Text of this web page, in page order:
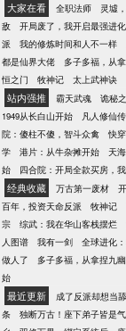
大家在看 全职法师 灵墟
敌
开局废了，我开启最强进化
派
我的修炼时间和人不一样
都是仙界大佬
多子多福，从
恒之门
牧神记 太上武神诀
站内强推 霸天武魂 诡秘
1949从长白山开始
凡人修仙传
院：傻柱不傻，智斗众禽
快
学
港片：从牛杂摊开始 天
始
四合院：开局全款买房，
经典收藏 万古第一废材
百年，投资天命反派
牧神记
宗
综武：我在华山客栈摆烂
人图谱
我有一剑 全球进化
做人了
多子多福，从拿捏九
始
最近更新 成了反派却想当
条
独断万古！座下弟子皆是